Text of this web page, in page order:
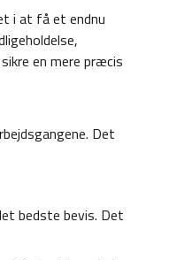
i at få et endnu
en mere præcis
Det
bedste bevis. Det